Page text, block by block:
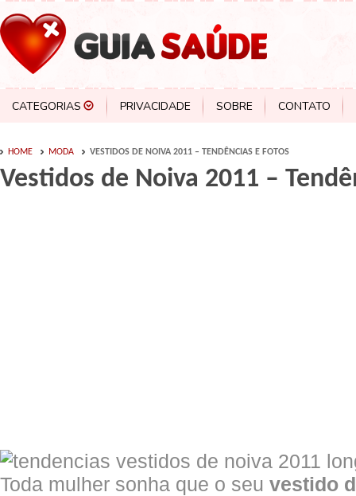
CATEGORIAS PRIVACIDADE SOBRE CONTATO
HOME MODA VESTIDOS DE NOIVA 2011 – TENDÊNCIAS E FOTOS
Vestidos de Noiva 2011 –
Toda mulher sonha que o seu vestido